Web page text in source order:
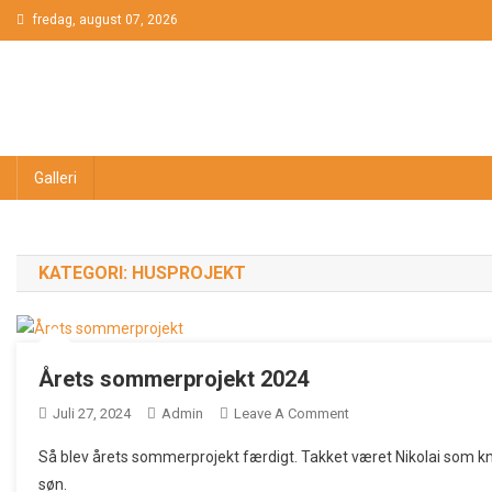
Skip
to
fredag, august 07, 2026
Galleri
KATEGORI: HUSPROJEKT
Årets sommerprojekt 2024
Juli 27, 2024 Admin Leave A CommentOn
Sommerprojekt
Så blev årets sommerprojekt færdigt. Takket været Nikolai som
søn.